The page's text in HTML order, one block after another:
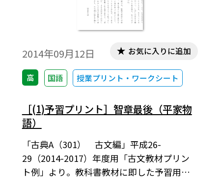
2014年09月12日
高 国語 授業プリント・ワークシート
お気に入りに追加
［(1)予習プリント］智章最後（平家物
語）
「古典A（301） 古文編」平成26-
29（2014-2017）年度用「古文教材プリン
ト例」より。教科書教材に即した予習用の